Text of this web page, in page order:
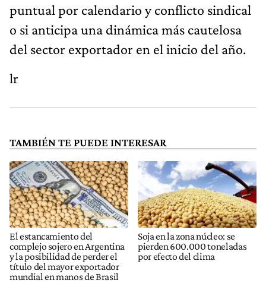
puntual por calendario y conflicto sindical
o si anticipa una dinámica más cautelosa
del sector exportador en el inicio del año.
lr
TAMBIÉN TE PUEDE INTERESAR
El estancamiento del
complejo sojero en Argentina
y la posibilidad de perder el
título del mayor exportador
mundial en manos de Brasil
Soja en la zona núcleo: se
pierden 600.000 toneladas
por efecto del clima